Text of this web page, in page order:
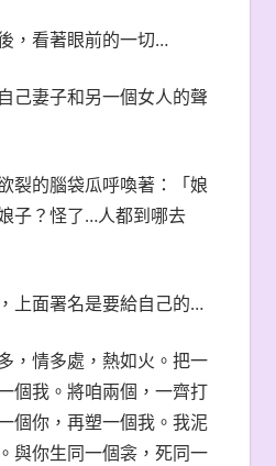
，看著眼前的一切…
己妻子和另一個女人的聲
裂的腦袋瓜呼喚著：「娘
子？怪了…人都到哪去
上面署名是要給自己的…
，情多處，熱如火。把一
個我。將咱兩個，一齊打
個你，再塑一個我。我泥
與你生同一個衾，死同一